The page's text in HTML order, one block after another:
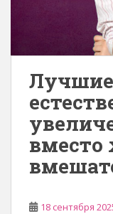
вместо
18 сентября